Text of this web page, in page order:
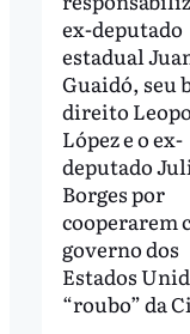
ex-deputado
estadual
Guaidó, seu
direito
López e o ex-
deputado
Borges por
cooperarem
governo dos
Estados
“roubo” da